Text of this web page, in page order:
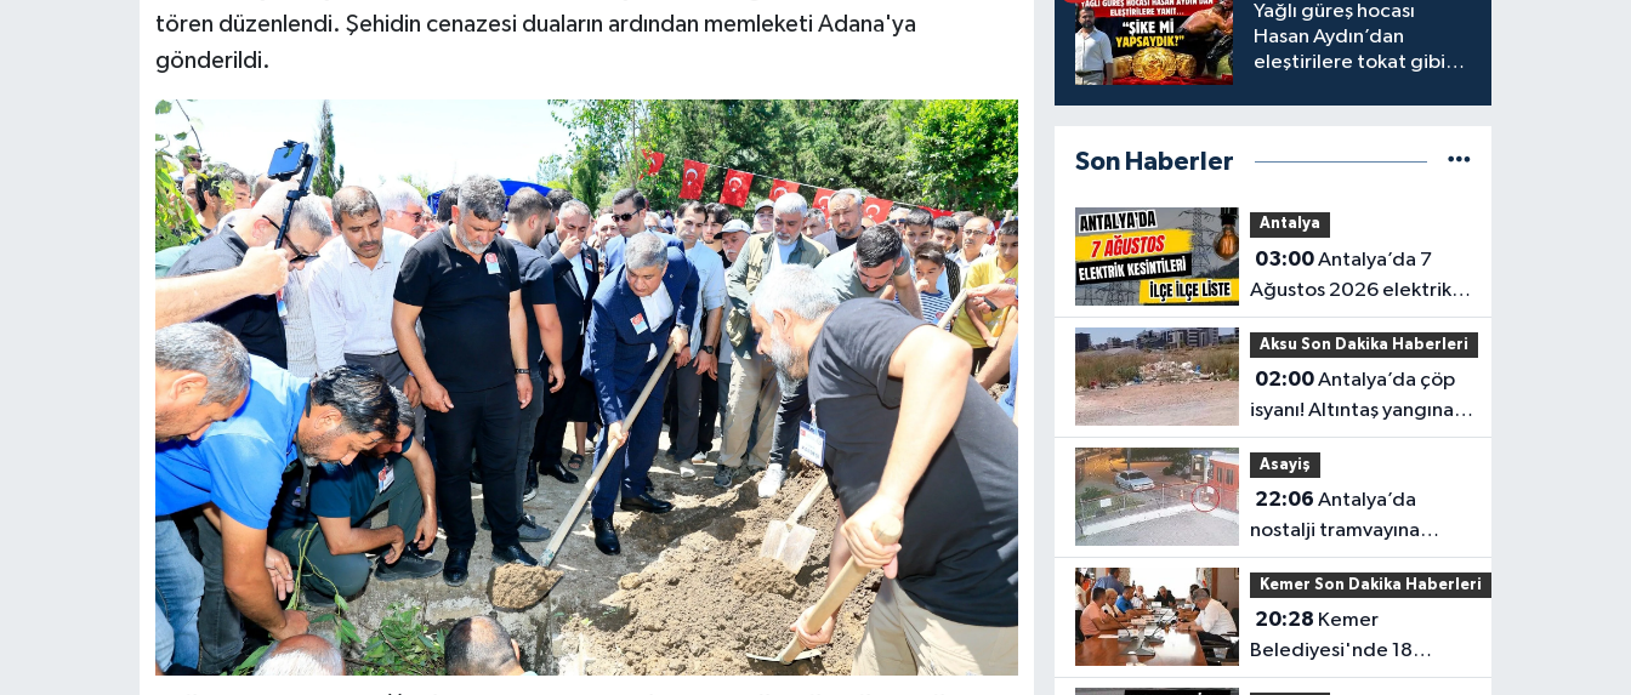
tören düzenlendi. Şehidin cenazesi duaların ardından memleketi Adana'ya
gönderildi.
Yağlı güreş hocası
Hasan Aydın’dan
eleştirilere tokat gibi
Son Haberler
Antalya
03:00Antalya’da 7
Ağustos 2026 elektrik
kesintilerinin tam listesi
Aksu Son Dakika Haberleri
02:00Antalya’da çöp
isyanı! Altıntaş yangına
davetiye çıkarıyor
Asayiş
22:06
nostalji tramvayına
gece yarısı saldırı
Kemer Son Dakika Haberleri
20:28
Belediyesi'nde 18
milyonluk araç alımı